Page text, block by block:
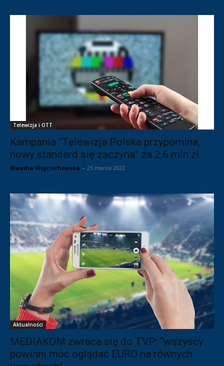
Telewizja i OTT
Kampania “Telewizja Polska przypomina,
nowy standard się zaczyna” za 2,6 mln zł
Klaudia Wojciechowska - 25 marca 2022
Aktualności
MEDIAKOM zwraca się do TVP: “wszyscy
powinni móc oglądać EURO na równych